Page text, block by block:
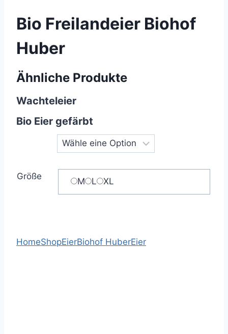
Bio Freilandeier Biohof
Huber
Ähnliche Produkte
Wachteleier
Bio Eier gefärbt
Größe
M L XL
HomeShopEierBiohof HuberEier